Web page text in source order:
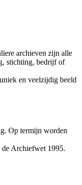
archieven zijn alle
stichting, bedrijf of
en veelzijdig beeld
Op termijn worden
de Archiefwet 1995.